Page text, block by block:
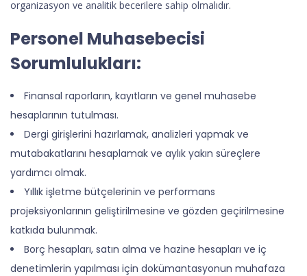
organizasyon ve analitik becerilere sahip olmalıdır.
Personel Muhasebecisi
Sorumlulukları:
Finansal raporların, kayıtların ve genel muhasebe
hesaplarının tutulması.
Dergi girişlerini hazırlamak, analizleri yapmak ve
mutabakatlarını hesaplamak ve aylık yakın süreçlere
yardımcı olmak.
Yıllık işletme bütçelerinin ve performans
projeksiyonlarının geliştirilmesine ve gözden geçirilmesine
katkıda bulunmak.
Borç hesapları, satın alma ve hazine hesapları ve iç
denetimlerin yapılması için dokümantasyonun muhafaza